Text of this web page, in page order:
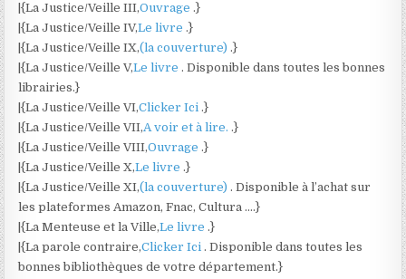
|{La Justice/Veille III,Ouvrage.}
|{La Justice/Veille IV,Le livre.}
|{La Justice/Veille IX,(la couverture).}
|{La Justice/Veille V,Le livre. Disponible dans toutes les bonnes
librairies.}
|{La Justice/Veille VI,Clicker Ici.}
|{La Justice/Veille VII,A voir et à lire..}
|{La Justice/Veille VIII,Ouvrage.}
|{La Justice/Veille X,Le livre.}
|{La Justice/Veille XI,(la couverture). Disponible à l’achat sur
les plateformes Amazon, Fnac, Cultura ….}
|{La Menteuse et la Ville,Le livre.}
|{La parole contraire,Clicker Ici. Disponible dans toutes les
bonnes bibliothèques de votre département.}